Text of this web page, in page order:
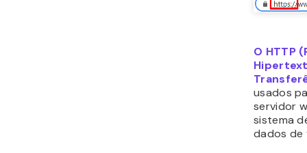
O HTTP
usados
servidor
sistema
dados de